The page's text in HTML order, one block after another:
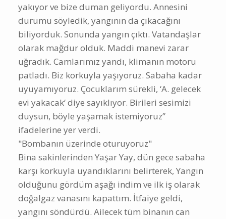
yakıyor ve bize duman geliyordu. Annesini
durumu söyledik, yangının da çıkacağını
biliyorduk. Sonunda yangın çıktı. Vatandaşlar
olarak mağdur olduk. Maddi manevi zarar
uğradık. Camlarımız yandı, klimanın motoru
patladı. Biz korkuyla yaşıyoruz. Sabaha kadar
uyuyamıyoruz. Çocuklarım sürekli, ‘A. gelecek
evi yakacak‘ diye sayıklıyor. Birileri sesimizi
duysun, böyle yaşamak istemiyoruz”
ifadelerine yer verdi.
"Bombanın üzerinde oturuyoruz"
Bina sakinlerinden Yaşar Yay, dün gece sabaha
karşı korkuyla uyandıklarını belirterek, Yangın
olduğunu gördüm aşağı indim ve ilk iş olarak
doğalgaz vanasını kapattım. İtfaiye geldi,
yangını söndürdü. Ailecek tüm binanın can